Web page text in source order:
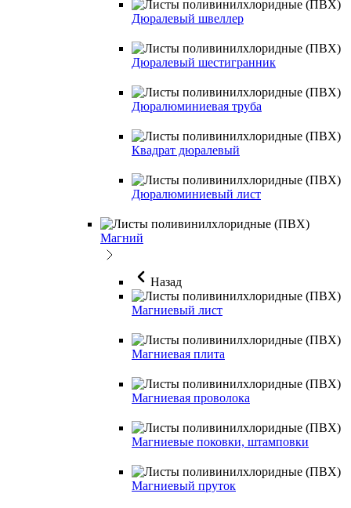
Дюралевый швеллер
Дюралевый шестигранник
Дюралюминиевая труба
Квадрат дюралевый
Дюралюминиевый лист
Магний
Назад
Магниевый лист
Магниевая плита
Магниевая проволока
Магниевые поковки, штамповки
Магниевый пруток